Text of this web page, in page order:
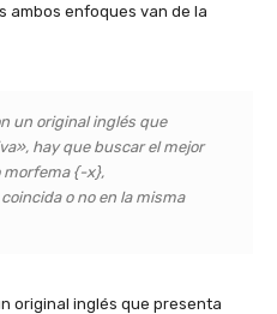
ambos enfoques van de la
un original inglés que
hay que buscar el mejor
morfema {-x},
o no en la misma
original inglés que presenta